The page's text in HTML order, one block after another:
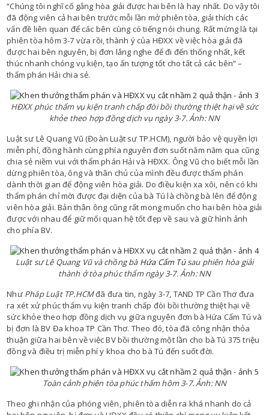
“Chúng tôi nghĩ cố gắng hòa giải được hai bên là hay nhất. Do vậy tôi
đã động viên cả hai bên trước mỗi lần mở phiên tòa, giải thích các
vấn đề liên quan để các bên cùng có tiếng nói chung. Rất mừng là tại
phiên tòa hôm 3-7 vừa rồi, thành ý của HĐXX về việc hòa giải đã
được hai bên nguyên, bị đơn lắng nghe để đi đến thống nhất, kết
thúc nhanh chóng vụ kiện, tạo ấn tượng tốt cho tất cả các bên” –
thẩm phán Hải chia sẻ.
HĐXX phúc thẩm vụ kiện tranh chấp đòi bồi thường thiệt hại về sức
khỏe theo hợp đồng dịch vụ ngày 3-7. Ảnh: NN
Luật sư Lê Quang Vũ (Đoàn Luật sư TP.HCM), người bảo vệ quyền lợi
miễn phí, đồng hành cùng phía nguyên đơn suốt năm năm qua cũng
chia sẻ niềm vui với thẩm phán Hải và HĐXX. Ông Vũ cho biết mỗi lần
dừng phiên tòa, ông và thân chủ của mình đều được thẩm phán
dành thời gian để động viên hòa giải. Do điều kiện xa xôi, nên có khi
thẩm phán chỉ mời được đại diện của bà Tú là chồng bà lên để động
viên hòa giải. Bản thân ông cũng rất mong muốn cho hai bên hòa giải
được với nhau để giữ mối quan hệ tốt đẹp về sau và giữ hình ảnh
cho phía BV.
Luật sư Lê Quang Vũ và chồng bà Hứa Cẩm Túsau phiên hòa giải
thành ở tòa phúc thẩm ngày 3-7. Ảnh: NN
Như Pháp Luật TP.HCMđã đưa tin, ngày 3-7, TAND TP Cần Thơ đưa
ra xét xử phúc thẩm vụ kiện tranh chấp đòi bồi thường thiệt hại về
sức khỏe theo hợp đồng dịch vụ giữa nguyên đơn bà Hứa Cẩm Tú và
bị đơn là BV Đa khoa TP Cần Thơ. Theo đó, tòa đã công nhận thỏa
thuận giữa hai bên về việc BV bồi thường một lần cho bà Tú 375 triệu
đồng và điều trị miễn phí y khoa cho bà Tú đến suốt đời.
Toàn cảnh phiên tòa phúc thẩm hôm 3-7. Ảnh: NN
Theo ghi nhận của phóng viên, phiên tòa diễn ra khá nhanh do cả